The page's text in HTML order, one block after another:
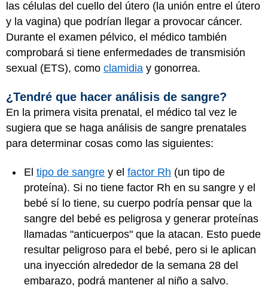
las células del cuello del útero (la unión entre el útero
y la vagina) que podrían llegar a provocar cáncer.
Durante el examen pélvico, el médico también
comprobará si tiene enfermedades de transmisión
sexual (ETS), como clamidia y gonorrea.
¿Tendré que hacer análisis de sangre?
En la primera visita prenatal, el médico tal vez le
sugiera que se haga análisis de sangre prenatales
para determinar cosas como las siguientes:
El tipo de sangre y el factor Rh (un tipo de
proteína). Si no tiene factor Rh en su sangre y el
bebé sí lo tiene, su cuerpo podría pensar que la
sangre del bebé es peligrosa y generar proteínas
llamadas "anticuerpos" que la atacan. Esto puede
resultar peligroso para el bebé, pero si le aplican
una inyección alrededor de la semana 28 del
embarazo, podrá mantener al niño a salvo.